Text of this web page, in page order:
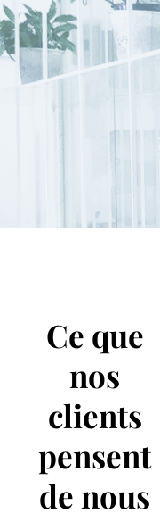
Ce que
nos
clients
pensent
de nous